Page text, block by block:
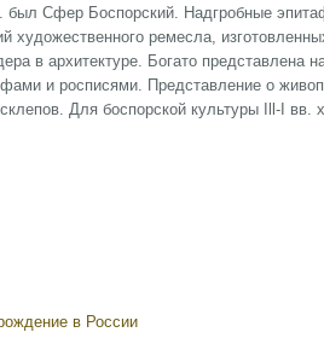
был Сфер Боспорский. Надгробные
художественного ремесла,
в архитектуре. Богато представлена
и росписями. Представление о
Для боспорской культуры Ill-I вв.
в России